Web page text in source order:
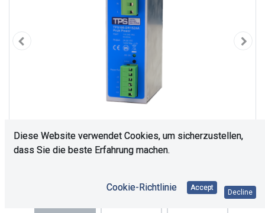
Diese Website verwendet Cookies, um sicherzustellen,
dass Sie die beste Erfahrung machen.
Cookie-Richtlinie Accept
Decline